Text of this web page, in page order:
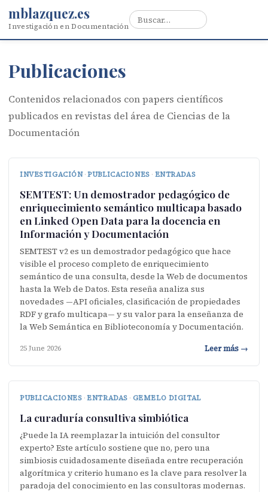
mblazquez.es
Investigación en Documentación
Publicaciones
Contenidos relacionados con papers científicos
publicados en revistas del área de Ciencias de la
Documentación
INVESTIGACIÓN · PUBLICACIONES · ENTRADAS
SEMTEST: Un demostrador pedagógico de
enriquecimiento semántico multicapa basado
en Linked Open Data para la docencia en
Información y Documentación
SEMTEST v2 es un demostrador pedagógico que hace
visible el proceso completo de enriquecimiento
semántico de una consulta, desde la Web de documentos
hasta la Web de Datos. Esta reseña analiza sus
novedades —API oficiales, clasificación de propiedades
RDF y grafo multicapa— y su valor para la enseñanza de
la Web Semántica en Biblioteconomía y Documentación.
25 June 2026 Leer más →
PUBLICACIONES · ENTRADAS · GEMELO DIGITAL
La curaduría consultiva simbiótica
¿Puede la IA reemplazar la intuición del consultor
experto? Este artículo sostiene que no, pero una
simbiosis cuidadosamente diseñada entre recuperación
algorítmica y criterio humano es la clave para resolver la
paradoja del conocimiento en las consultoras modernas.